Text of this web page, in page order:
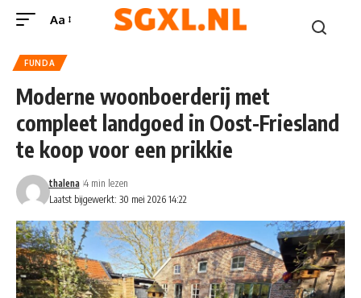
Aa
FUNDA
Moderne woonboerderij met
compleet landgoed in Oost-Friesland
te koop voor een prikkie
Laatst bijgewerkt: 30 mei 2026 14:22
thalena 4 min lezen